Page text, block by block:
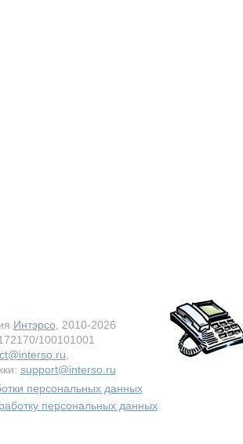
Интэрсо , 2010-2026
100101001
support@interso.ru
персональных данных
персональных данных